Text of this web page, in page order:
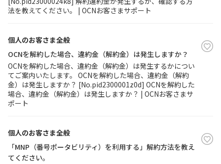
法を教えてください。 | OCNお客さまサポート
個人のお客さま全般
OCNを解約した場合、違約金（解約金）は発生しますか？
OCNを解約した場合、違約金（解約金）は発生するかについ
てご案内いたします。 OCNを解約した場合、違約金（解約
金）は発生しますか？ [No.pid2300001z0d] OCNを解約した
場合、違約金（解約金）は発生しますか？ | OCNお客さまサ
ポート
個人のお客さま全般
「MNP（番号ポータビリティ）を利用する」解約方法を教え
てください。